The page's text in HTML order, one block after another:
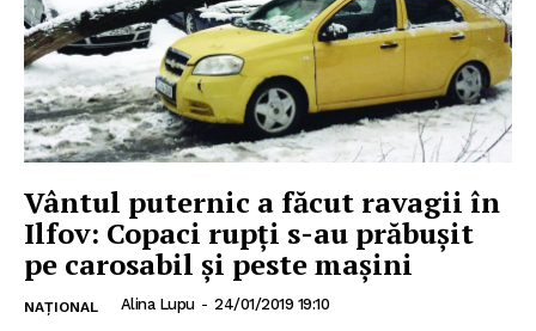
Vântul puternic a făcut ravagii în
Ilfov: Copaci rupți s-au prăbușit
pe carosabil și peste mașini
NAȚIONAL Alina Lupu - 24/01/2019 19:10